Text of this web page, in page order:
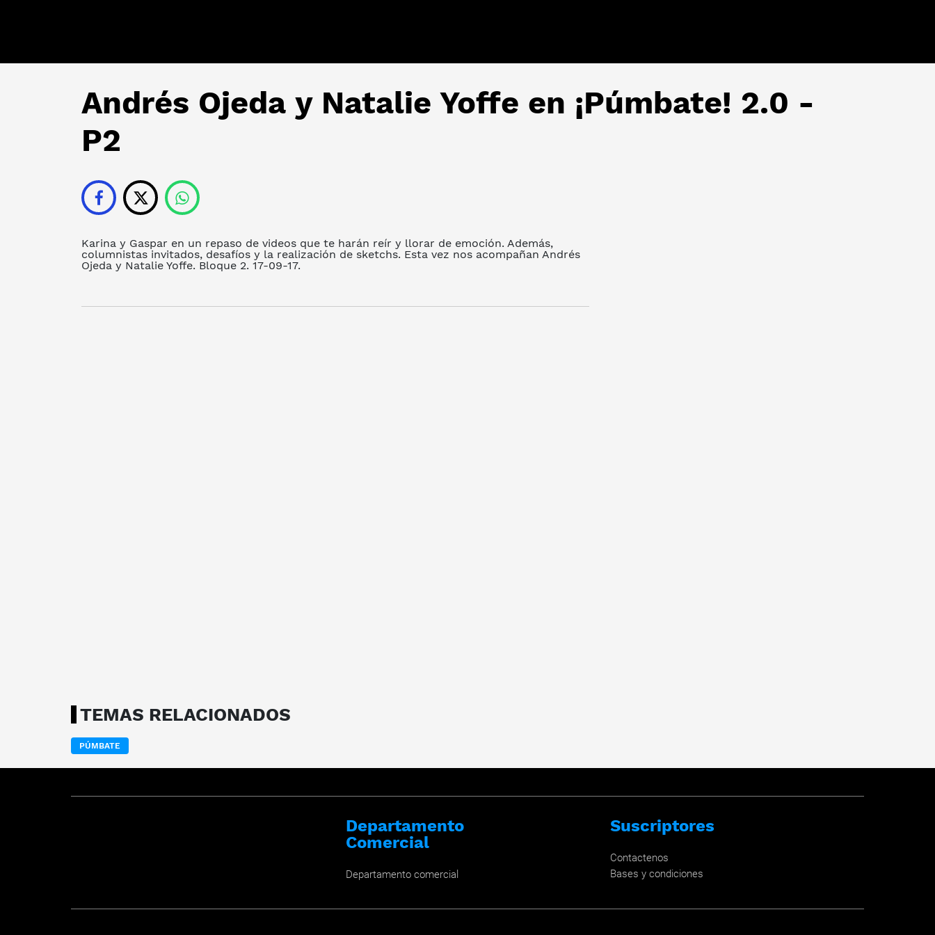
Andrés Ojeda y Natalie Yoffe en ¡Púmbate! 2.0 -
P2
Karina y Gaspar en un repaso de videos que te harán reír y llorar de emoción. Además,
columnistas invitados, desafíos y la realización de sketchs. Esta vez nos acompañan Andrés
Ojeda y Natalie Yoffe. Bloque 2. 17-09-17.
TEMAS RELACIONADOS
PÚMBATE
Departamento
Comercial
Departamento comercial
Suscriptores
Contactenos
Bases y condiciones